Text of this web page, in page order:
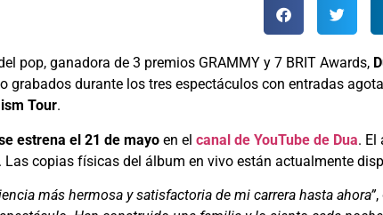
pop, ganadora de 3 premios GRAMMY y 7 BRIT Awards,
grabados durante los tres espectáculos con entradas
Tour.
estrena el 21 de mayo en el canal de YouTube de Dua. El
Las copias físicas del álbum en vivo están actualmente
más hermosa y satisfactoria de mi carrera hasta ahora”,